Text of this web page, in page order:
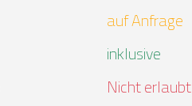
auf Anfrage
inklusive
Nicht erlaubt